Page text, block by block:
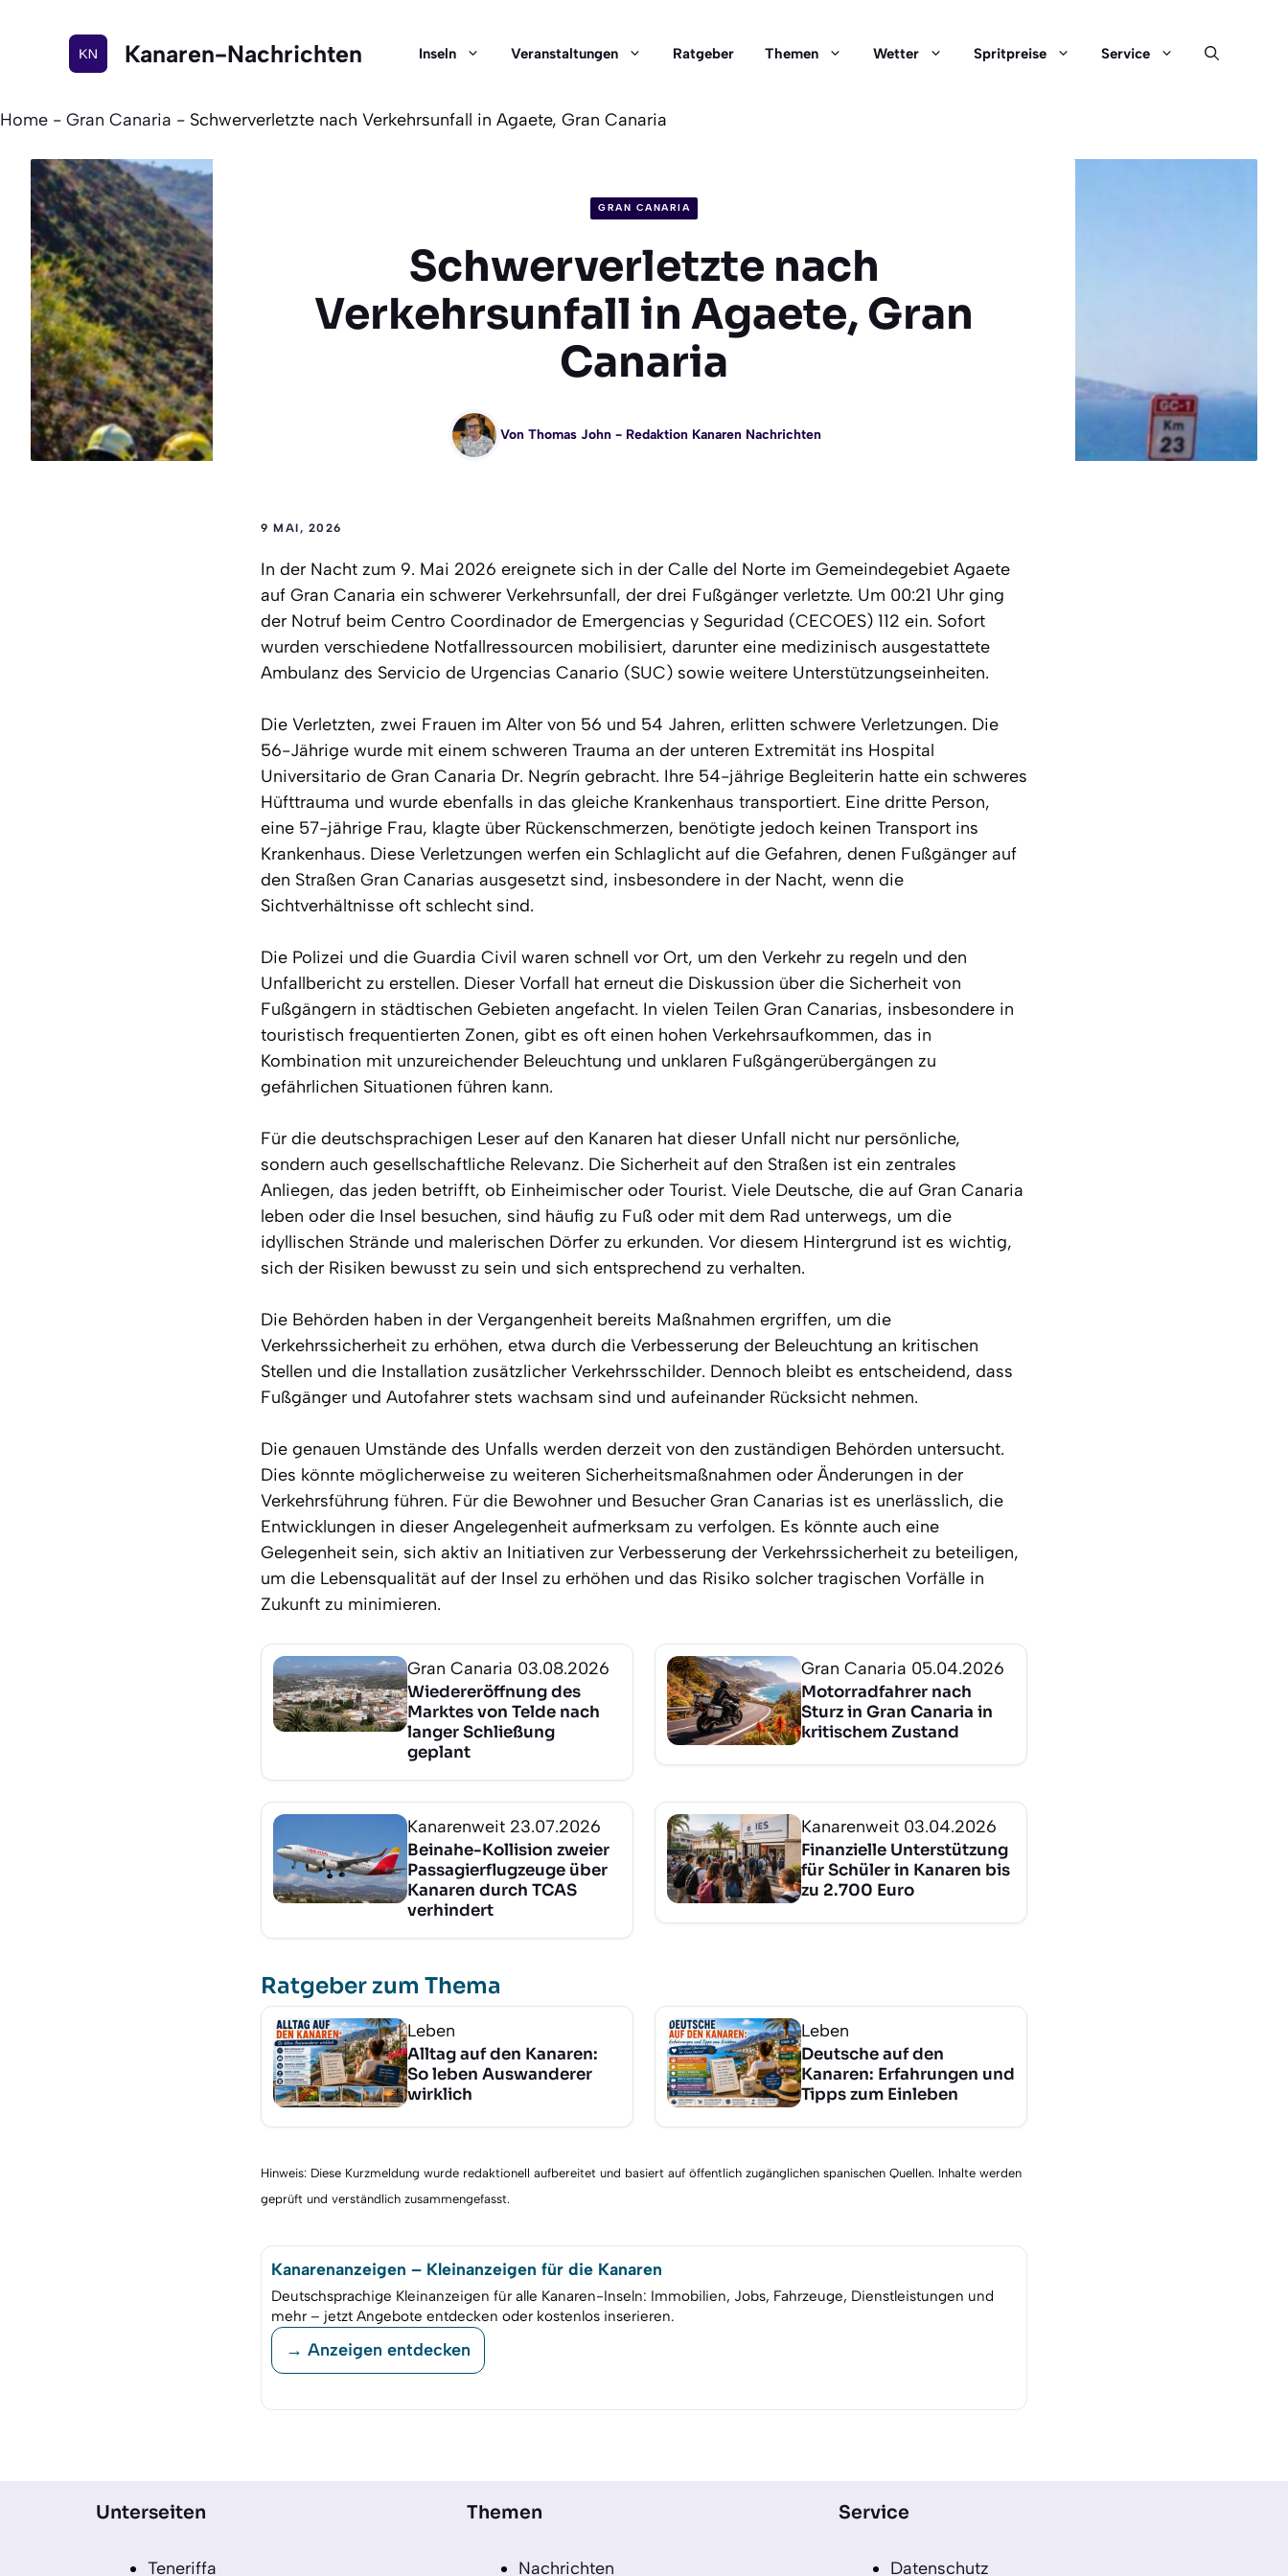
Kanaren-Nachrichten Inseln Veranstaltungen Ratgeber Themen Wetter Spritpreise Service
Home - Gran Canaria - Schwerverletzte nach Verkehrsunfall in Agaete, Gran Canaria
GRAN CANARIA
Schwerverletzte nach
Verkehrsunfall in Agaete, Gran
Canaria
Von Thomas John- Redaktion Kanaren Nachrichten
9 MAI, 2026
In der Nacht zum 9. Mai 2026 ereignete sich in der Calle del Norte im Gemeindegebiet Agaete
auf Gran Canaria ein schwerer Verkehrsunfall, der drei Fußgänger verletzte. Um 00:21 Uhr ging
der Notruf beim Centro Coordinador de Emergencias y Seguridad (CECOES) 112 ein. Sofort
wurden verschiedene Notfallressourcen mobilisiert, darunter eine medizinisch ausgestattete
Ambulanz des Servicio de Urgencias Canario (SUC) sowie weitere Unterstützungseinheiten.
Die Verletzten, zwei Frauen im Alter von 56 und 54 Jahren, erlitten schwere Verletzungen. Die
56-Jährige wurde mit einem schweren Trauma an der unteren Extremität ins Hospital
Universitario de Gran Canaria Dr. Negrín gebracht. Ihre 54-jährige Begleiterin hatte ein schweres
Hüfttrauma und wurde ebenfalls in das gleiche Krankenhaus transportiert. Eine dritte Person,
eine 57-jährige Frau, klagte über Rückenschmerzen, benötigte jedoch keinen Transport ins
Krankenhaus. Diese Verletzungen werfen ein Schlaglicht auf die Gefahren, denen Fußgänger auf
den Straßen Gran Canarias ausgesetzt sind, insbesondere in der Nacht, wenn die
Sichtverhältnisse oft schlecht sind.
Die Polizei und die Guardia Civil waren schnell vor Ort, um den Verkehr zu regeln und den
Unfallbericht zu erstellen. Dieser Vorfall hat erneut die Diskussion über die Sicherheit von
Fußgängern in städtischen Gebieten angefacht. In vielen Teilen Gran Canarias, insbesondere in
touristisch frequentierten Zonen, gibt es oft einen hohen Verkehrsaufkommen, das in
Kombination mit unzureichender Beleuchtung und unklaren Fußgängerübergängen zu
gefährlichen Situationen führen kann.
Für die deutschsprachigen Leser auf den Kanaren hat dieser Unfall nicht nur persönliche,
sondern auch gesellschaftliche Relevanz. Die Sicherheit auf den Straßen ist ein zentrales
Anliegen, das jeden betrifft, ob Einheimischer oder Tourist. Viele Deutsche, die auf Gran Canaria
leben oder die Insel besuchen, sind häufig zu Fuß oder mit dem Rad unterwegs, um die
idyllischen Strände und malerischen Dörfer zu erkunden. Vor diesem Hintergrund ist es wichtig,
sich der Risiken bewusst zu sein und sich entsprechend zu verhalten.
Die Behörden haben in der Vergangenheit bereits Maßnahmen ergriffen, um die
Verkehrssicherheit zu erhöhen, etwa durch die Verbesserung der Beleuchtung an kritischen
Stellen und die Installation zusätzlicher Verkehrsschilder. Dennoch bleibt es entscheidend, dass
Fußgänger und Autofahrer stets wachsam sind und aufeinander Rücksicht nehmen.
Die genauen Umstände des Unfalls werden derzeit von den zuständigen Behörden untersucht.
Dies könnte möglicherweise zu weiteren Sicherheitsmaßnahmen oder Änderungen in der
Verkehrsführung führen. Für die Bewohner und Besucher Gran Canarias ist es unerlässlich, die
Entwicklungen in dieser Angelegenheit aufmerksam zu verfolgen. Es könnte auch eine
Gelegenheit sein, sich aktiv an Initiativen zur Verbesserung der Verkehrssicherheit zu beteiligen,
um die Lebensqualität auf der Insel zu erhöhen und das Risiko solcher tragischen Vorfälle in
Zukunft zu minimieren.
Gran Canaria 03.08.2026
Wiedereröffnung des
Marktes von Telde nach
langer Schließung
geplant
Gran Canaria 05.04.2026
Motorradfahrer nach
Sturz in Gran Canaria in
kritischem Zustand
Kanarenweit 23.07.2026
Beinahe-Kollision zweier
Passagierflugzeuge über
Kanaren durch TCAS
verhindert
Kanarenweit 03.04.2026
Finanzielle Unterstützung
für Schüler in Kanaren bis
zu 2.700 Euro
Ratgeber zum Thema
Leben
Alltag auf den Kanaren:
So leben Auswanderer
wirklich
Leben
Deutsche auf den
Kanaren: Erfahrungen und
Tipps zum Einleben
Hinweis: Diese Kurzmeldung wurde redaktionell aufbereitet und basiert auf öffentlich zugänglichen spanischen Quellen. Inhalte werden
geprüft und verständlich zusammengefasst.
Kanarenanzeigen – Kleinanzeigen für die Kanaren
Deutschsprachige Kleinanzeigen für alle Kanaren-Inseln: Immobilien, Jobs, Fahrzeuge, Dienstleistungen und
mehr – jetzt Angebote entdecken oder kostenlos inserieren.
→ Anzeigen entdecken
Unterseiten
Teneriffa
Themen
Nachrichten
Service
Datenschutz